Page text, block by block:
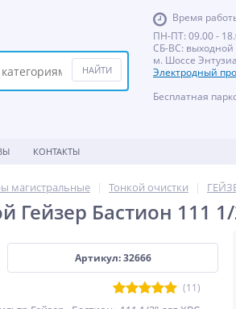
Время
ПН-ПТ: 09.00 -
СБ-ВС: выходной
м. Шоссе
Электродный
Бесплатная
КОНТАКТЫ
магистральные Тонкой очистки
Бастион 111
Артикул: 32666
(11)